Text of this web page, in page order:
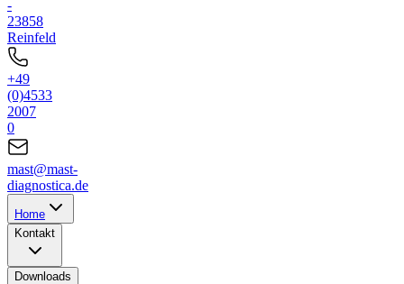
-
23858
Reinfeld
+49
(0)4533
2007
0
mast@mast-
diagnostica.de
Home
Kontakt
Downloads